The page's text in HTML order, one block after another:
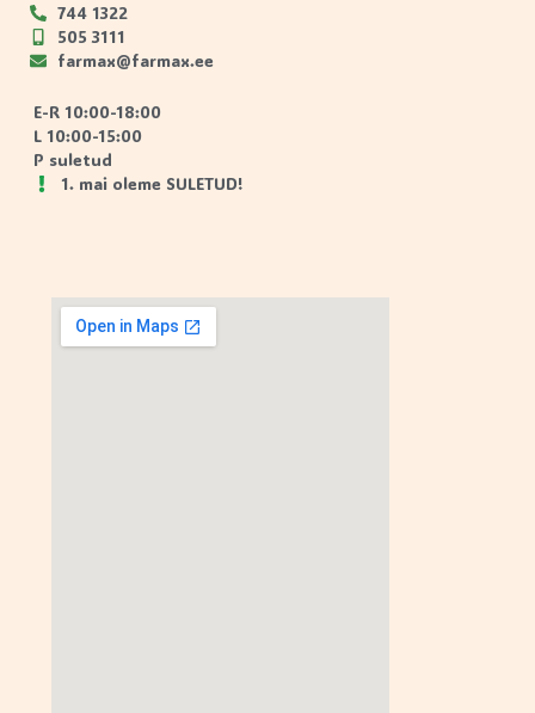
744 1322
505 3111
farmax@farmax.ee
E-R 10:00-18:00
L 10:00-15:00
P suletud
1. mai oleme SULETUD!